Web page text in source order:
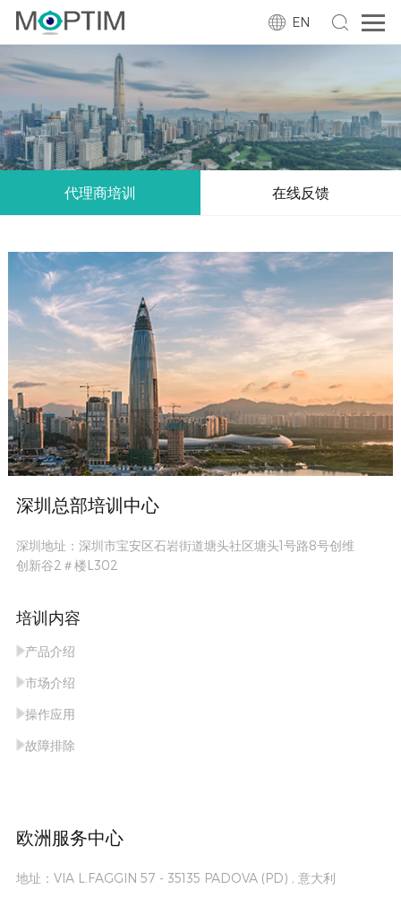
EN
代理商培训 在线反馈
深圳总部培训中心
深圳地址：深圳市宝安区石岩街道塘头社区塘头1号路8号创维
创新谷2＃楼L302
培训内容
产品介绍
市场介绍
操作应用
故障排除
欧洲服务中心
地址：VIA L.FAGGIN 57 - 35135 PADOVA (PD) , 意大利